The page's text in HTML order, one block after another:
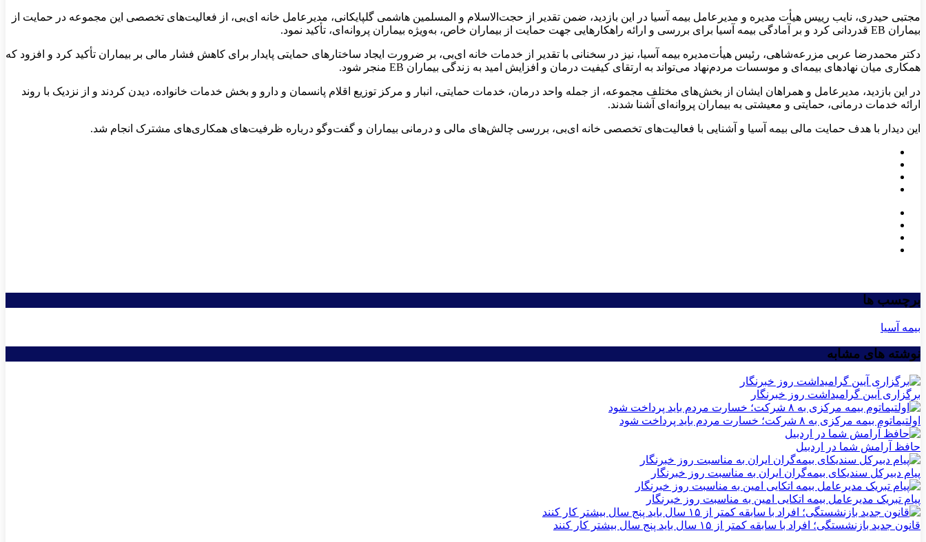
مجتبی حیدری، نایب رییس هیأت مدیره و مدیرعامل بیمه آسیا در این بازدید، ضمن تقدیر از حجت‌الاسلام و المسلمین هاشمی گلپایکانی، مدیرعامل خانه ای‌بی، از فعالیت‌های تخصصی این مجموعه در حمایت از
بیماران EB قدردانی کرد و بر آمادگی بیمه آسیا برای بررسی و ارائه راهکارهایی جهت حمایت از بیماران خاص، به‌ویژه بیماران پروانه‌ای، تأکید نمود.
دکتر محمدرضا عربی مزرعه‌شاهی، رئیس هیأت‌مدیره بیمه آسیا، نیز در سخنانی با تقدیر از خدمات خانه ای‌بی، بر ضرورت ایجاد ساختارهای حمایتی پایدار برای کاهش فشار مالی بر بیماران تأکید کرد و افزود که
همکاری میان نهادهای بیمه‌ای و موسسات مردم‌نهاد می‌تواند به ارتقای کیفیت درمان و افزایش امید به زندگی بیماران EB منجر شود.
در این بازدید، مدیرعامل و همراهان ایشان از بخش‌های مختلف مجموعه، از جمله واحد درمان، خدمات حمایتی، انبار و مرکز توزیع اقلام پانسمان و دارو و بخش خدمات خانواده، دیدن کردند و از نزدیک با روند
ارائه خدمات درمانی، حمایتی و معیشتی به بیماران پروانه‌ای آشنا شدند.
این دیدار با هدف حمایت مالی بیمه آسیا و آشنایی با فعالیت‌های تخصصی خانه ای‌بی، بررسی چالش‌های مالی و درمانی بیماران و گفت‌وگو درباره ظرفیت‌های همکاری‌های مشترک انجام شد.
برچسب ها
بیمه آسیا
نوشته های مشابه
برگزاری آیین گرامیداشت روز خبرنگار
اولتیماتوم بیمه مرکزی به ۸ شرکت؛ خسارت مردم باید پرداخت شود
حافظ آرامش شما در اردبیل
پیام دبیرکل سندیکای بیمه‌گران ایران به مناسبت روز خبرنگار
پیام تبریک مدیرعامل بیمه اتکایی امین به مناسبت روز خبرنگار
قانون جدید بازنشستگی؛ افراد با سابقه کمتر از ۱۵ سال باید پنج سال بیشتر کار کنند